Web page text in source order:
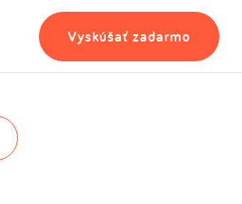
Vyskúšať zadarmo